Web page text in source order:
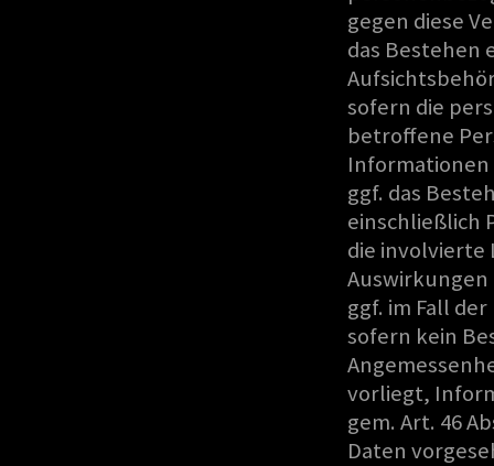
gegen diese
das Bestehen
sofern die
betroffene
ggf. das
einschließlich
die involvierte
ggf. im Fall
sofern kein
vorliegt,
gem. Art. 46
Daten